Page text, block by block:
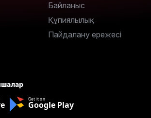
Байланыс
Құпиялылық
Пайдалану ережесі
Get it on
Google Play